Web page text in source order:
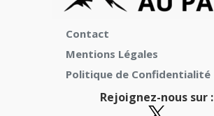
Contact
Mentions Légales
Politique de Confidentialité
Rejoignez-nous sur :